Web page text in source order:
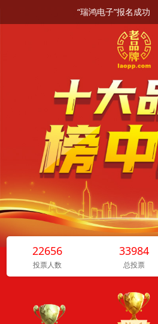
“瑞鸿电子”报名成功
22656
投票人数
33984
总投票